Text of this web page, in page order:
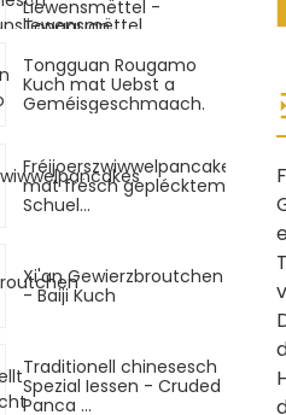
Liewensmëttel -
Tongguan ...
Tongguan Rougamo
Kuch mat Uebst a
Geméisgeschmaach.
Fréijoerszwiwwelpancakes
mat frësch geplécktem
Schuel...
Xi'an Gewierzbroutchen
- Baiji Kuch
Traditionell chinesesch
Spezial Iessen - Cruded
Panca ...